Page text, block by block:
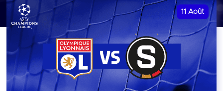
11 Août